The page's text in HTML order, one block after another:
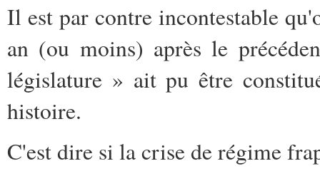
Il est par contre incontestable
an (ou moins) après le
législature » ait pu être
histoire.
C'est dire si la crise de régime